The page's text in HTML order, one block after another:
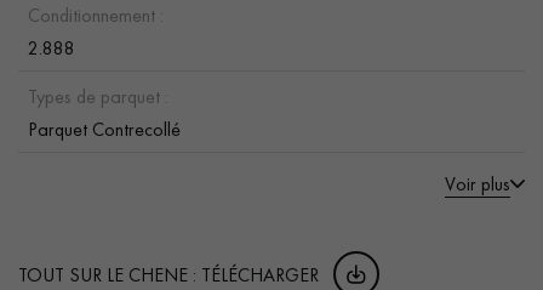
Conditionnement :
2.888
Types de parquet :
Parquet Contrecollé
Voir plus
TOUT SUR LE CHENE : TÉLÉCHARGER